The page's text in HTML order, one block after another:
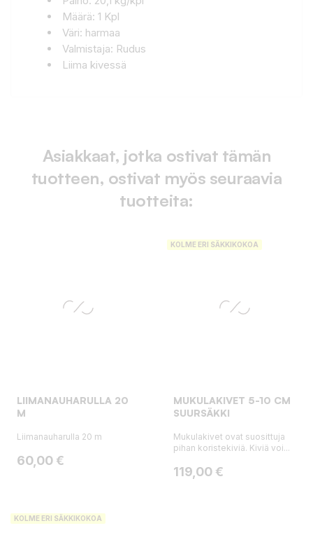
Määrä: 1 Kpl
Väri: harmaa
Valmistaja: Rudus
Liima kivessä
Asiakkaat, jotka ostivat tämän
tuotteen, ostivat myös seuraavia
tuotteita:
LIIMANAUHARULLA 20
M
Liimanauharulla 20 m
Hinta
60,00 €
KOLME ERI SÄKKIKOKOA
MUKULAKIVET 5-10 CM
SUURSÄKKI
Mukulakivet ovat suosittuja
pihan koristekiviä. Kiviä voi...
Hinta
119,00 €
KOLME ERI SÄKKIKOKOA